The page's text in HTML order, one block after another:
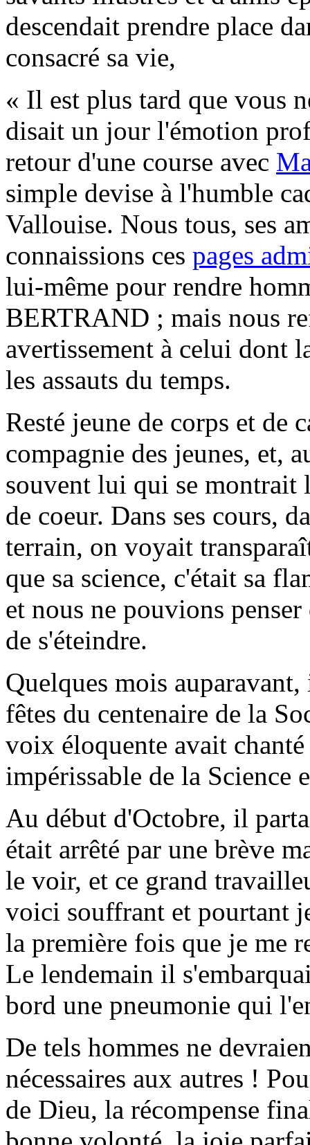
descendait prendre place
consacré sa vie,
« Il est plus tard que vous
disait un jour l'émotion
retour d'une course avec
simple devise à l'humble
Vallouise. Nous tous, ses
connaissions ces pages
lui-même pour rendre
BERTRAND ; mais nous
avertissement à celui dont
les assauts du temps.
Resté jeune de corps et de
compagnie des jeunes, et,
souvent lui qui se montrait
de coeur. Dans ses cours,
terrain, on voyait
que sa science, c'était sa
et nous ne pouvions
de s'éteindre.
Quelques mois
fêtes du centenaire de la
voix éloquente avait
impérissable de la Science
Au début d'Octobre, il
était arrêté par une brève
le voir, et ce grand
voici souffrant et pourtant
la première fois que je me
Le lendemain il
bord une pneumonie qui
De tels hommes ne
nécessaires aux autres !
de Dieu, la récompense